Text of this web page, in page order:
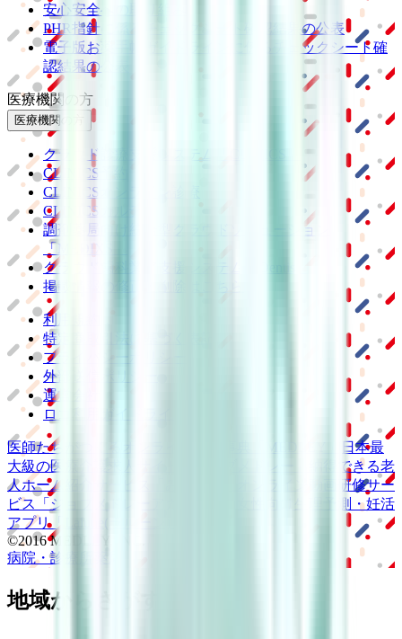
安心安全への取り組み
PHR指針に係るチェックシート確認結果の公表
電子版お薬手帳ガイドラインに係るチェックシート確
認結果の公表
医療機関の方
医療機関の方
クラウド診療
CLINICS予約
CLINICSオンライン診療
CLINICSカルテ
調剤薬局向け統合型クラウドソリューション
「MEDIXS」
クラウド歯科業務
掲載情報の修正・削除はこちら
利用規約
特定商取引法に基づく表記
プライバシーポリシー
外部送信ポリシー
運営会社
ロゴ利用ガイドライン
医師たちがつくる
日本最
大級の医療介護求人サイト 納得できる老
人ホーム紹介サービス
動画研修サー
ビス
「ジョブメドレー
生理予測・妊活
アプリ「Lalune(ラルーン)」
©2016 MEDLEY, INC.
病院・診療所
地域からさがす